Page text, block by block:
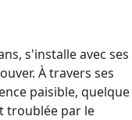
s'installe avec ses
À travers ses
paisible, quelque
troublée par le